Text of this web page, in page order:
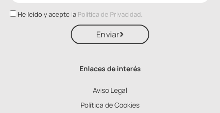
He leído y acepto la Política de Privacidad.
Enviar
Enlaces de interés
Aviso Legal
Política de Cookies